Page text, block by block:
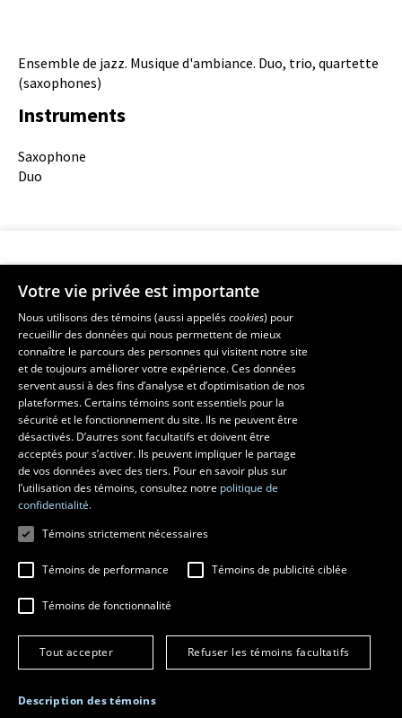
Description
Ensemble de jazz. Musique d'ambiance. Duo, trio, quartette
(saxophones)
Instruments
Instruments
Saxophone
Duo
Faculté de musique
Pavillon Louis-Jacques-Casault
1055, avenue du Séminaire
, Québec (Québec)  G1V 0A6
Téléphone: 418 656-7061
Suivez-nous sur Facebook
Suivez-nous sur YouTube
Conditions générales d'utilisation
Fraude en ligne
Paramétrer les témoins
Votre vie privée est importante
Nous utilisons des témoins (aussi appeléscookies) pour
recueillir des données qui nous permettent de mieux
connaître le parcours des personnes qui visitent notre site
et de toujours améliorer votre expérience. Ces données
servent aussi à des fins d’analyse et d’optimisation de nos
plateformes. Certains témoins sont essentiels pour la
sécurité et le fonctionnement du site. Ils ne peuvent être
désactivés. D’autres sont facultatifs et doivent être
acceptés pour s’activer. Ils peuvent impliquer le partage
de vos données avec des tiers. Pour en savoir plus sur
l’utilisation des témoins, consultez notre politique de
confidentialité.
Témoins strictement nécessaires
Témoins de performance Témoins de publicité ciblée
Témoins de fonctionnalité
Tout accepter Refuser les témoins facultatifs
Description des témoins